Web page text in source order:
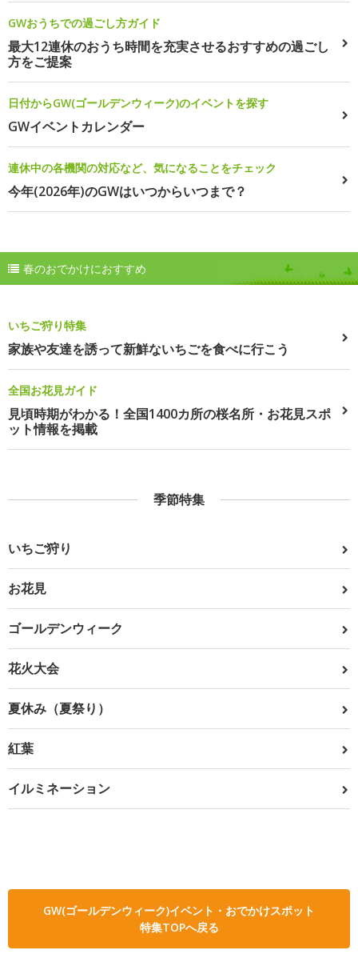
GWおうちでの過ごし方ガイド
最大12連休のおうち時間を充実させるおすすめの過ごし
方をご提案
日付からGW(ゴールデンウィーク)のイベントを探す
GWイベントカレンダー
連休中の各機関の対応など、気になることをチェック
今年(2026年)のGWはいつからいつまで？
春のおでかけにおすすめ
いちご狩り特集
家族や友達を誘って新鮮ないちごを食べに行こう
全国お花見ガイド
見頃時期がわかる！全国1400カ所の桜名所・お花見スポ
ット情報を掲載
季節特集
いちご狩り
お花見
ゴールデンウィーク
花火大会
夏休み（夏祭り）
紅葉
イルミネーション
GW(ゴールデンウィーク)イベント・おでかけスポット
特集TOPへ戻る